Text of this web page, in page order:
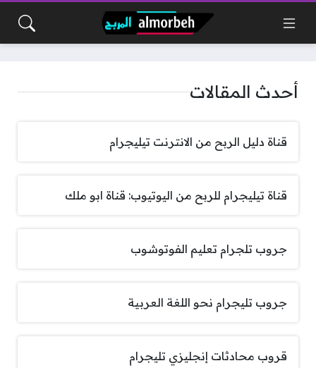
أحدث المقالات
قناة دليل الربح من الانترنت تيليجرام
قناة تيليجرام للربح من اليوتيوب: قناة ابو ملك
جروب تلجرام تعليم الفوتوشوب
جروب تليجرام نحو اللغة العربية
قروب محادثات إنجليزي تليجرام